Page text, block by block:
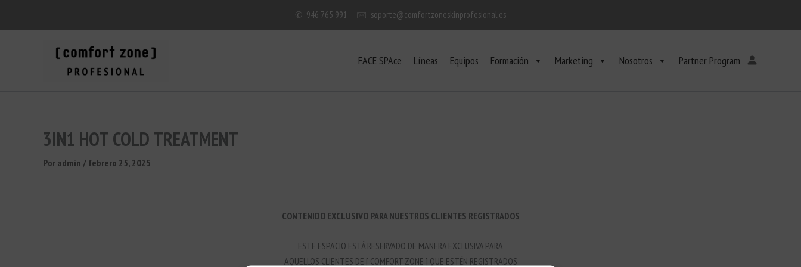
✆ 946 765 991 🖂 soporte@comfortzoneskinprofesional.es
FACE SPAce Líneas Equipos Formación Marketing Nosotros Partner Program
3IN1 HOT COLD TREATMENT
Por admin / febrero 25, 2025
CONTENIDO EXCLUSIVO PARA NUESTROS CLIENTES REGISTRADOS
ESTE ESPACIO ESTÁ RESERVADO DE MANERA EXCLUSIVA PARA
AQUELLOS CLIENTES DE [ COMFORT ZONE ] QUE ESTÉN REGISTRADOS